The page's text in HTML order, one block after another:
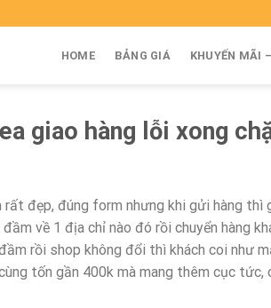
HOME BẢNG GIÁ KHUYẾN MÃI
giao hàng lỗi xong
đẹp, đúng form nhưng khi gửi hàng thì
về 1 địa chỉ nào đó rồi chuyển hàng
rồi shop không đổi thì khách coi như
tốn gần 400k mà mang thêm cục tức,